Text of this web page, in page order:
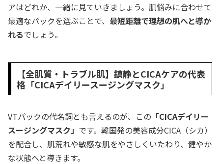
アはどれか、一緒に見ていきましょう。肌悩みに合わせて
最適なパックを選ぶことで、 最短距離で理想の肌へと導か
れるでしょう。
【全肌質・トラブル肌】鎮静とCICAケアの代表
格「CICAデイリースージングマスク」
VTパックの代名詞とも言えるのが、この 「CICAデイリー
スージングマスク」 です。韓国発の美容成分CICA（シカ）
を配合し、肌荒れや敏感な肌をやさしくいたわり、健やか
な状態へと導きます。